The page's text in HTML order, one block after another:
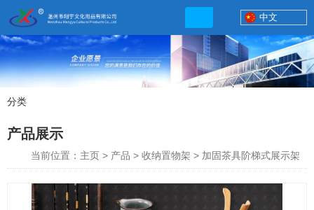
联系电话
13506777830
中文
分类
产品展示
当前位置：主页 > 产品 > 收纳置物架 > 加固茶具阶梯式展示架